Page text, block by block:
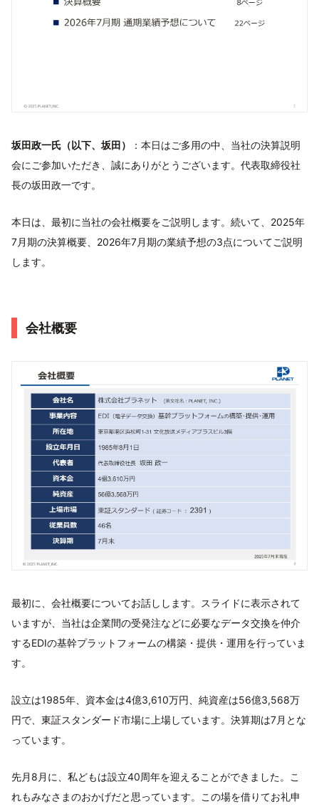
坂田政一氏（以下、坂田）
：本日はご多用の中、当社の決算説明
会にご参加いただき、誠にありがとうございます。代表取締役社
長の坂田政一です。
本日は、最初に当社の会社概要をご説明します。続いて、2025年
7月期の決算概要、2026年7月期の業績予想の3点についてご説明
します。
会社概要
最初に、会社概要についてお話しします。スライドに表示されて
いますが、当社は企業間の受発注などに必要なデータ交換を仲介
するEDIの基幹プラットフォームの構築・提供・運用を行っていま
す。
設立は1985年、資本金は4億3,610万円、純資産は56億3,568万
円で、東証スタンダード市場に上場しています。決算期は7月とな
っています。
先月8月に、私どもは設立40周年を迎えることができました。こ
れもみなさまのおかげだと思っています。この場を借りてお礼申